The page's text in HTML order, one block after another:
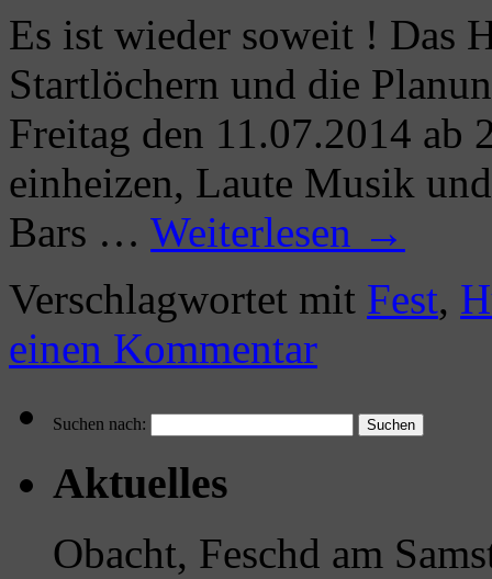
Es ist wieder soweit ! Das
Startlöchern und die
Freitag den 11.07.2014
einheizen, Laute Musik
Bars … Weiterlesen →
Verschlagwortet mit Fest,
einen Kommentar
Suchen nach:
Aktuelles
Obacht, Feschd am